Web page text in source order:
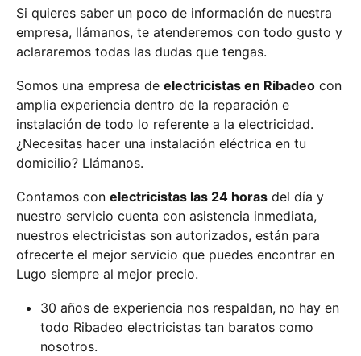
Si quieres saber un poco de información de nuestra
empresa, llámanos, te atenderemos con todo gusto y
aclararemos todas las dudas que tengas.
Somos una empresa de electricistas en Ribadeo con
amplia experiencia dentro de la reparación e
instalación de todo lo referente a la electricidad.
¿Necesitas hacer una instalación eléctrica en tu
domicilio? Llámanos.
Contamos con electricistas las 24 horas del día y
nuestro servicio cuenta con asistencia inmediata,
nuestros electricistas son autorizados, están para
ofrecerte el mejor servicio que puedes encontrar en
Lugo siempre al mejor precio.
30 años de experiencia nos respaldan, no hay en
todo Ribadeo electricistas tan baratos como
nosotros.